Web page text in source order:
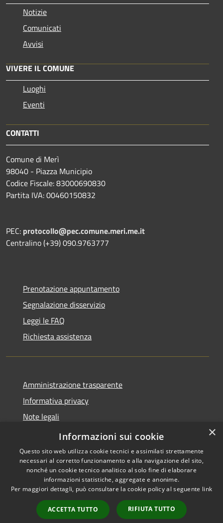
Notizie
Comunicati
Avvisi
VIVERE IL COMUNE
Luoghi
Eventi
CONTATTI
Comune di Merì
98040 - Piazza Municipio
Codice Fiscale: 83000690830
Partita IVA: 00460150832
PEC: protocollo@pec.comune.meri.me.it
Centralino (+39) 090.9763777
Prenotazione appuntamento
Segnalazione disservizio
Leggi le FAQ
Richiesta assistenza
Amministrazione trasparente
Informativa privacy
Note legali
Dichiarazione di accessibilità
Accessibilità
Copyright © 2026 • Comune di
Merì • Powered by
Municipium•
Accesso
redazione
×
Informazioni sui cookie
Questo sito web utilizza cookie tecnici e assimilati strettamente
necessari al corretto funzionamento e alla navigazione del sito,
nonché un cookie tecnico analitico al solo fine di elaborare
informazioni statistiche, aggregate e anonime.
Per maggiori dettagli, può consultare la cookie policy al seguente link
ACCETTA TUTTO RIFIUTA TUTTO